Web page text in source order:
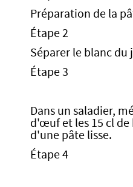
Préparation de la
Étape 2
Séparer le blanc
Étape 3
Dans un saladier,
d'œuf et les 15 cl
d'une pâte lisse.
Étape 4